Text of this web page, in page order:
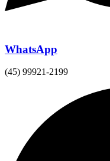
WhatsApp
(45) 99921-2199